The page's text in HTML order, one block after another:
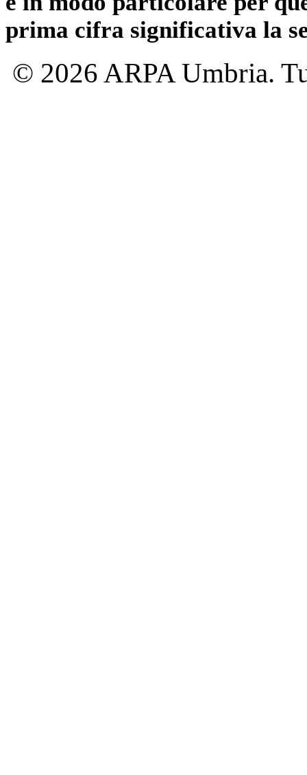
prima cifra significativa la
© 2026 ARPA Umbria.